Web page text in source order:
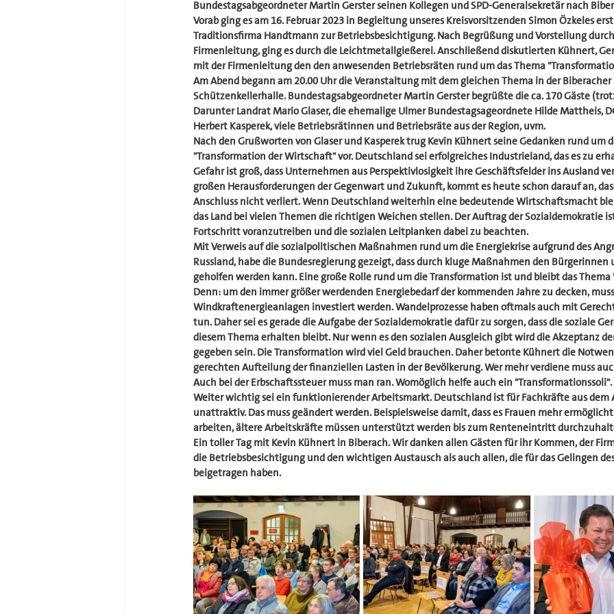
Bundestagsabgeordneter Martin Gerster seinen Kollegen und SPD-Generalsekretär nach
Vorab ging es am 16. Februar 2023 in Begleitung unseres Kreisvorsitzenden Simon Özkeles
Traditionsfirma Handtmann zur Betriebsbesichtigung. Nach Begrüßung und Vorstellung
Firmenleitung, ging es durch die Leichtmetallgießerei. Anschließend diskutierten Kühnert,
mit der Firmenleitung den den anwesenden Betriebsräten rund um das Thema
Am Abend begann am 20.00 Uhr die Veranstaltung mit dem gleichen Thema in der Biberacher
Schützenkellerhalle. Bundestagsabgeordneter Martin Gerster begrüßte die ca. 170 Gäste
Darunter Landrat Mario Glaser, die ehemalige Ulmer Bundestagsageordnete Hilde Mattheis,
Herbert Kasperek, viele Betriebsrätinnen und Betriebsräte aus der Region, uvm.
Nach den Grußworten von Glaser und Kasperek trug Kevin Kühnert seine Gedanken rund um
"Transformation der Wirtschaft" vor. Deutschland sei erfolgreiches Industrieland, das es zu
Gefahr ist groß, dass Unternehmen aus Perspektivlosigkeit ihre Geschäftsfelder ins Ausland
großen Herausforderungen der Gegenwart und Zukunft, kommt es heute schon darauf an,
Anschluss nicht verliert. Wenn Deutschland weiterhin eine bedeutende Wirtschaftsmacht
das Land bei vielen Themen die richtigen Weichen stellen. Der Auftrag der Sozialdemokratie
Fortschritt voranzutreiben und die sozialen Leitplanken dabei zu beachten.
Mit Verweis auf die sozialpolitischen Maßnahmen rund um die Energiekrise aufgrund des
Russland, habe die Bundesregierung gezeigt, dass durch kluge Maßnahmen den
geholfen werden kann. Eine große Rolle rund um die Transformation ist und bleibt das
Denn: um den immer größer werdenden Energiebedarf der kommenden Jahre zu decken,
Windkraftenergieanlagen investiert werden. Wandelprozesse haben oftmals auch mit
tun. Daher sei es gerade die Aufgabe der Sozialdemokratie dafür zu sorgen, dass die soziale
diesem Thema erhalten bleibt. Nur wenn es den sozialen Ausgleich gibt wird die Akzeptanz
gegeben sein. Die Transformation wird viel Geld brauchen. Daher betonte Kühnert die
gerechten Aufteilung der finanziellen Lasten in der Bevölkerung. Wer mehr verdiene muss
Auch bei der Erbschaftssteuer muss man ran. Womöglich helfe auch ein "Transformationssoli".
Weiter wichtig sei ein funktionierender Arbeitsmarkt. Deutschland ist für Fachkräfte aus dem
unattraktiv. Das muss geändert werden. Beispielsweise damit, dass es Frauen mehr
arbeiten, ältere Arbeitskräfte müssen unterstützt werden bis zum Renteneintritt
Ein toller Tag mit Kevin Kühnert in Biberach. Wir danken allen Gästen für ihr Kommen, der
die Betriebsbesichtigung und den wichtigen Austausch als auch allen, die für das Gelingen
beigetragen haben.